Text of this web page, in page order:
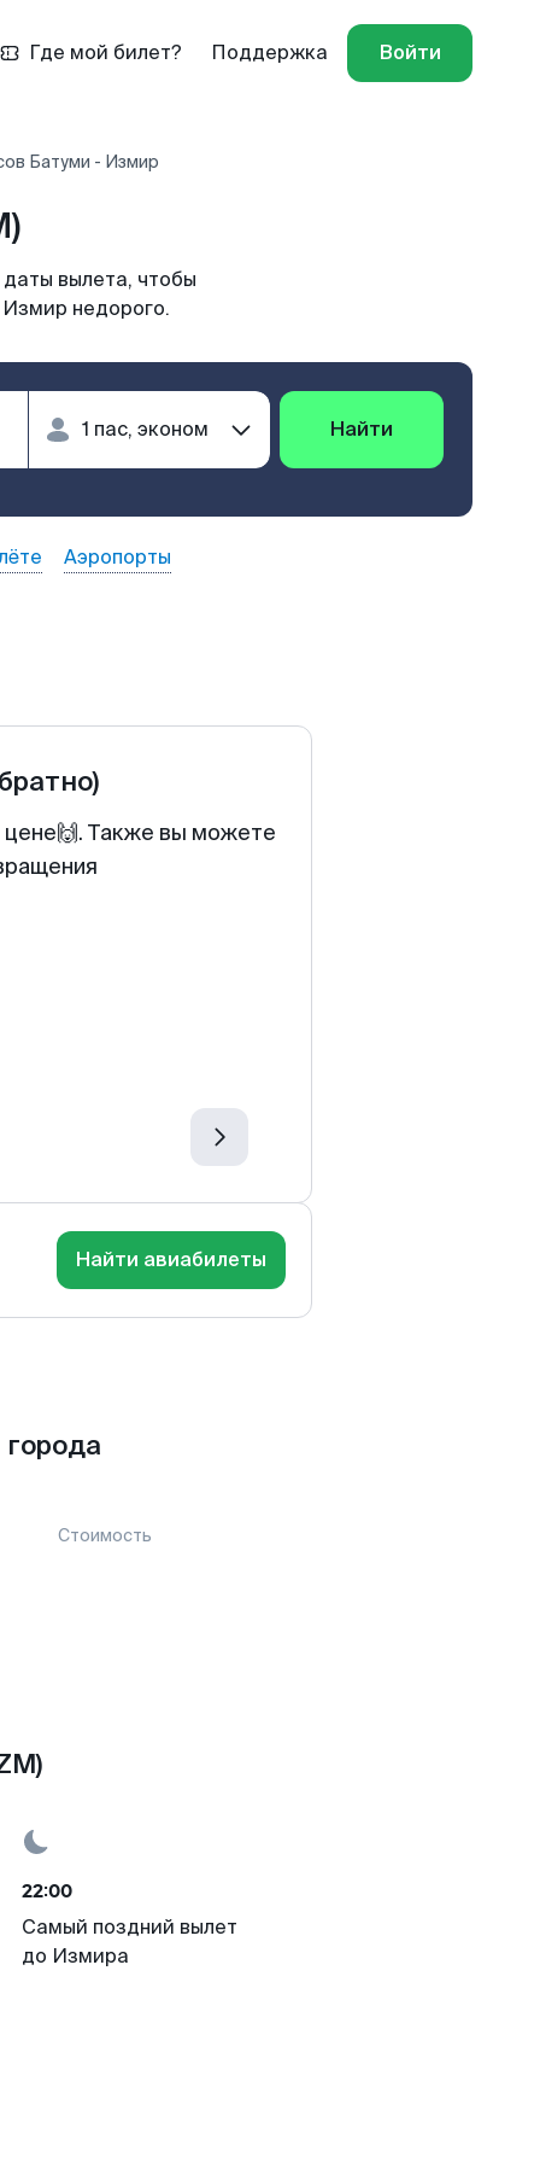
Где мой билет? Поддержка Войти
Батуми - Измир
вылета, чтобы
Измир недорого.
Найти
Аэропорты
цене🙌. Также вы можете
Найти авиабилеты
Стоимость
22:00
Самый поздний вылет
до Измира